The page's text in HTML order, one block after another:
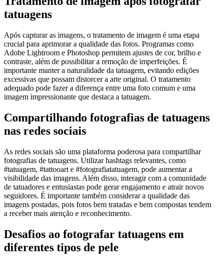
tatuagens
Após capturar as imagens, o tratamento de imagem é uma etapa
crucial para aprimorar a qualidade das fotos. Programas como
Adobe Lightroom e Photoshop permitem ajustes de cor, brilho e
contraste, além de possibilitar a remoção de imperfeições. É
importante manter a naturalidade da tatuagem, evitando edições
excessivas que possam distorcer a arte original. O tratamento
adequado pode fazer a diferença entre uma foto comum e uma
imagem impressionante que destaca a tatuagem.
Compartilhando fotografias de tatuagens
nas redes sociais
As redes sociais são uma plataforma poderosa para compartilhar
fotografias de tatuagens. Utilizar hashtags relevantes, como
#tatuagem, #tattooart e #fotografiatatuagem, pode aumentar a
visibilidade das imagens. Além disso, interagir com a comunidade
de tatuadores e entusiastas pode gerar engajamento e atrair novos
seguidores. É importante também considerar a qualidade das
imagens postadas, pois fotos bem tratadas e bem compostas tendem
a receber mais atenção e reconhecimento.
Desafios ao fotografar tatuagens em
diferentes tipos de pele